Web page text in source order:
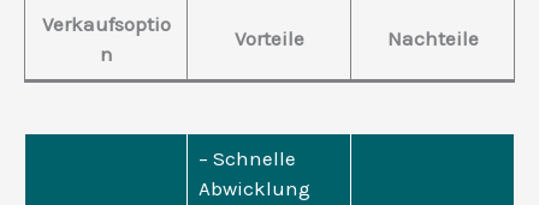
Verkaufsoptio
n
Vorteile Nachteile
– Schnelle
Abwicklung